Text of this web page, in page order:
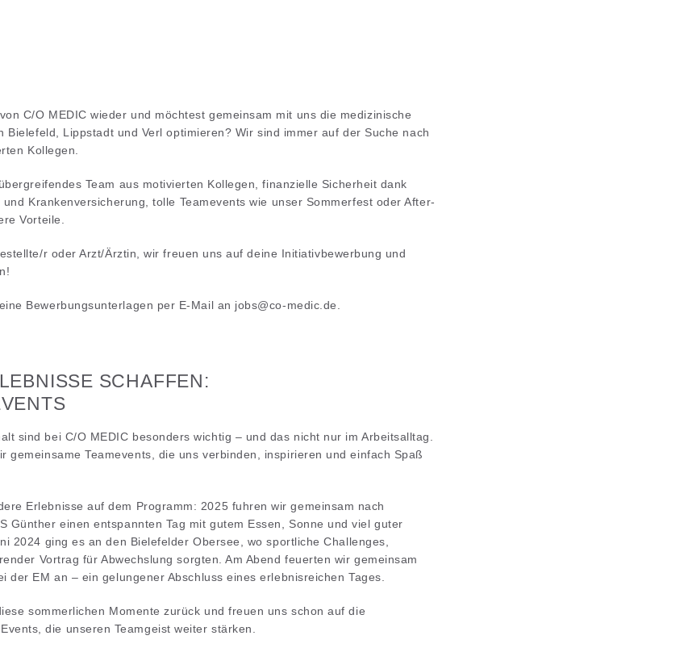
C/O MEDIC wieder und möchtest gemeinsam mit uns die medizinische
Bielefeld, Lippstadt und Verl optimieren? Wir sind immer auf der Suche nach
Kollegen.
Team aus motivierten Kollegen, finanzielle Sicherheit dank
Krankenversicherung, tolle Teamevents wie unser Sommerfest oder After-
Vorteile.
r oder Arzt/Ärztin, wir freuen uns auf deine Initiativbewerbung und
Bewerbungsunterlagen per E-Mail an jobs@co-medic.de
SCHAFFEN:
sind bei C/O MEDIC besonders wichtig – und das nicht nur im Arbeitsalltag.
gemeinsame Teamevents, die uns verbinden, inspirieren und einfach Spaß
Erlebnisse auf dem Programm: 2025 fuhren wir gemeinsam nach
Günther einen entspannten Tag mit gutem Essen, Sonne und viel guter
2024 ging es an den Bielefelder Obersee, wo sportliche Challenges,
Vortrag für Abwechslung sorgten. Am Abend feuerten wir gemeinsam
der EM an – ein gelungener Abschluss eines erlebnisreichen Tages.
sommerlichen Momente zurück und freuen uns schon auf die
die unseren Teamgeist weiter stärken.